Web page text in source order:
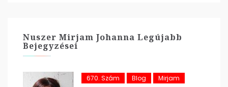
Nuszer Mirjam Johanna Legújabb
Bejegyzései
670. Szám Blog Mirjam